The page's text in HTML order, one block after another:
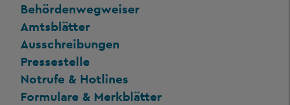
Behördenwegweiser
Amtsblätter
Ausschreibungen
Pressestelle
Notrufe & Hotlines
Formulare & Merkblätter